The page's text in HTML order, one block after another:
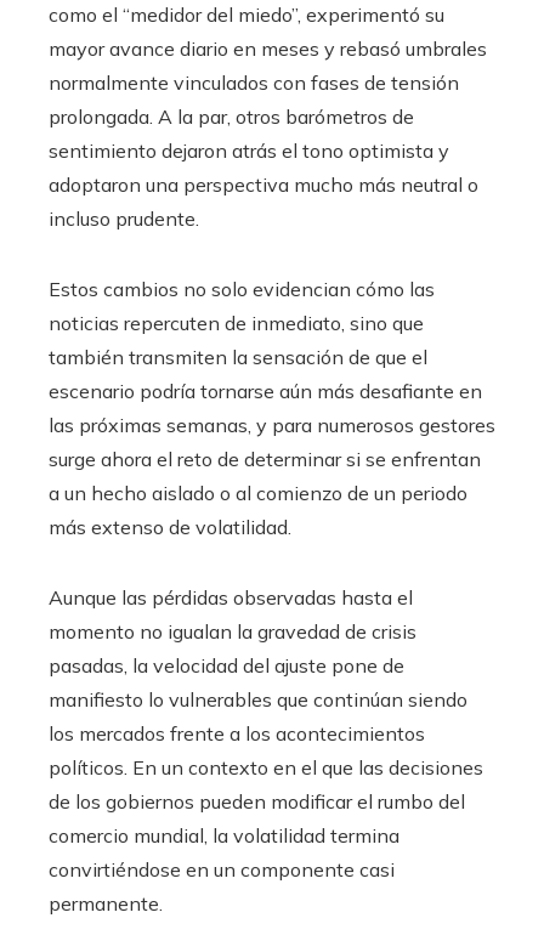
como el “medidor del miedo”, experimentó su
mayor avance diario en meses y rebasó umbrales
normalmente vinculados con fases de tensión
prolongada. A la par, otros barómetros de
sentimiento dejaron atrás el tono optimista y
adoptaron una perspectiva mucho más neutral o
incluso prudente.
Estos cambios no solo evidencian cómo las
noticias repercuten de inmediato, sino que
también transmiten la sensación de que el
escenario podría tornarse aún más desafiante en
las próximas semanas, y para numerosos gestores
surge ahora el reto de determinar si se enfrentan
a un hecho aislado o al comienzo de un periodo
más extenso de volatilidad.
Aunque las pérdidas observadas hasta el
momento no igualan la gravedad de crisis
pasadas, la velocidad del ajuste pone de
manifiesto lo vulnerables que continúan siendo
los mercados frente a los acontecimientos
políticos. En un contexto en el que las decisiones
de los gobiernos pueden modificar el rumbo del
comercio mundial, la volatilidad termina
convirtiéndose en un componente casi
permanente.